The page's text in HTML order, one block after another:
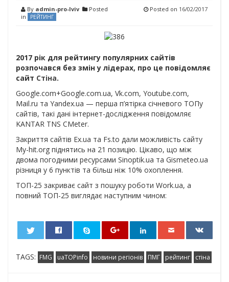
By admin-pro-lviv
Posted
in
РЕЙТИНГ
Posted on 16/02/2017
2017 рік для рейтингу популярних сайтів
розпочався без змін у лідерах, про це повідомляє
сайт Стіна.
Google.com+Google.com.ua, Vk.com, Youtube.com,
Mail.ru та Yandex.ua — перша п’ятірка січневого ТОПу
сайтів, такі дані інтернет-дослідження повідомляє
KANTAR TNS CMeter.
Закриття сайтів Ex.ua та Fs.to дали можливість сайту
My-hit.org піднятись на 21 позицію. Цікаво, що між
двома погодними ресурсами Sinoptik.ua та Gismeteo.ua
різниця у 6 пунктів та більш ніж 10% охоплення.
ТОП-25 закриває сайт з пошуку роботи Work.ua, а
повний ТОП-25 виглядає наступним чином:
TAGS: FMG uaTOPinfo новини регіонів ПМГ рейтинг стіна